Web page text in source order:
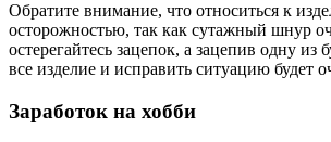
Обратите внимание, что относиться к
осторожностью, так как сутажный шнур
остерегайтесь зацепок, а зацепив одну из
все изделие и исправить ситуацию будет
Заработок на хобби